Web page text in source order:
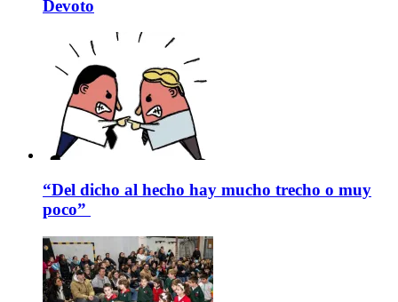
Devoto
“Del dicho al hecho hay mucho trecho o muy
poco”